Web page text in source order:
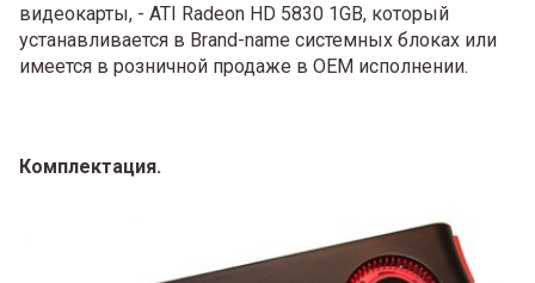
видеокарты, - ATI Radeon HD 5830 1GB, который
устанавливается в Brand-name системных блоках или
имеется в розничной продаже в OEM исполнении.
Комплектация.